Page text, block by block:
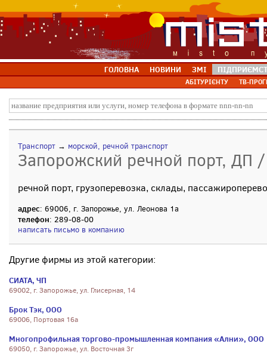
ГОЛОВНА НОВИНИ ЗМІ
АБІТУРІЄНТУ ТВ-
Транспорт → морской, речной транспорт
Запорожский речной порт, ДП
речной порт, грузоперевозка, склады,
адрес: 69006, г. Запорожье, ул. Леонова 1а
телефон: 289-08-00
написать письмо в компанию
Другие фирмы из этой категории:
СИАТА, ЧП
69002, г. Запорожье, ул. Глисерная, 14
Брок Тэк, ООО
69006, Портовая 16а
Многопрофильная торгово-промышленная компания «Ални», ООО
69050, г. Запорожье, ул. Восточная 3г